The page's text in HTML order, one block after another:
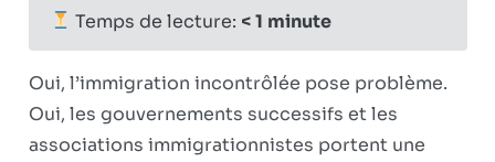
politiques
que
peu
veulent
Temps de lecture: < 1 minute
Oui, l’immigration incontrôlée pose problème.
Oui, les gouvernements successifs et les
associations immigrationnistes portent une